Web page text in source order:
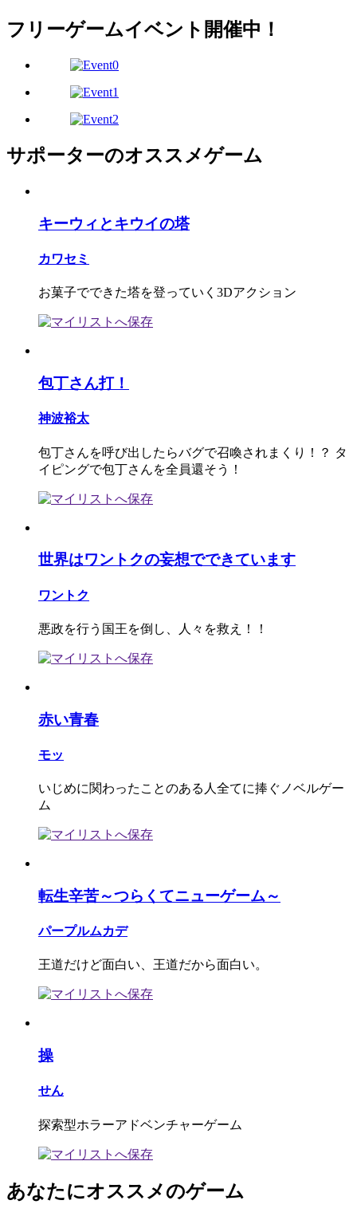
フリーゲームイベント開催中！
サポーターのオススメゲーム
キーウィとキウイの塔
カワセミ
お菓子でできた塔を登っていく3Dアクション
包丁さん打！
神波裕太
包丁さんを呼び出したらバグで召喚されまくり！？ タ
イピングで包丁さんを全員還そう！
世界はワントクの妄想でできています
ワントク
悪政を行う国王を倒し、人々を救え！！
赤い青春
モッ
いじめに関わったことのある人全てに捧ぐノベルゲー
ム
転生辛苦～つらくてニューゲーム～
パープルムカデ
王道だけど面白い、王道だから面白い。
操
せん
探索型ホラーアドベンチャーゲーム
あなたにオススメのゲーム